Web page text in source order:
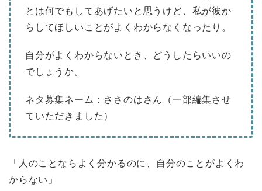
とは何でもしてあげたいと思うけど、私が彼か
らしてほしいことがよくわからなくなったり。
自分がよくわからないとき、どうしたらいいの
でしょうか。
ネタ募集ネーム：ささのはさん（一部編集させ
ていただきました）
「人のことならよく分かるのに、自分のことがよくわ
からない」